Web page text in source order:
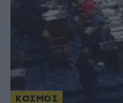
ΚΟΣΜΟΣ